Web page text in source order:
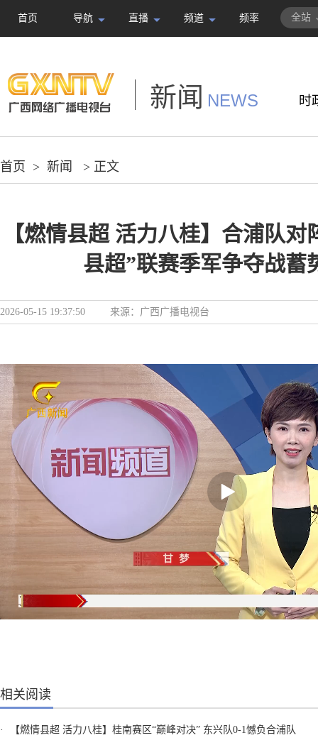
首页 导航 直播 频道 频率 全站
新闻 NEWS 时
首页 > 新闻 > 正文
【燃情县超 活力八桂】合浦队对
县超”联赛季军争夺战蓄
2026-05-15 19:37:50 来源： 广西广播电视台
相关阅读
·
【燃情县超 活力八桂】桂南赛区“巅峰对决” 东兴队0-1憾负合浦队